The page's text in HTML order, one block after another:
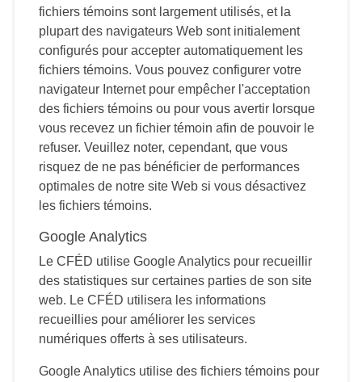
fichiers témoins sont largement utilisés, et la
plupart des navigateurs Web sont initialement
configurés pour accepter automatiquement les
fichiers témoins. Vous pouvez configurer votre
navigateur Internet pour empêcher l'acceptation
des fichiers témoins ou pour vous avertir lorsque
vous recevez un fichier témoin afin de pouvoir le
refuser. Veuillez noter, cependant, que vous
risquez de ne pas bénéficier de performances
optimales de notre site Web si vous désactivez
les fichiers témoins.
Google Analytics
Le CFÉD utilise Google Analytics pour recueillir
des statistiques sur certaines parties de son site
web. Le CFÉD utilisera les informations
recueillies pour améliorer les services
numériques offerts à ses utilisateurs.
Google Analytics utilise des fichiers témoins pour